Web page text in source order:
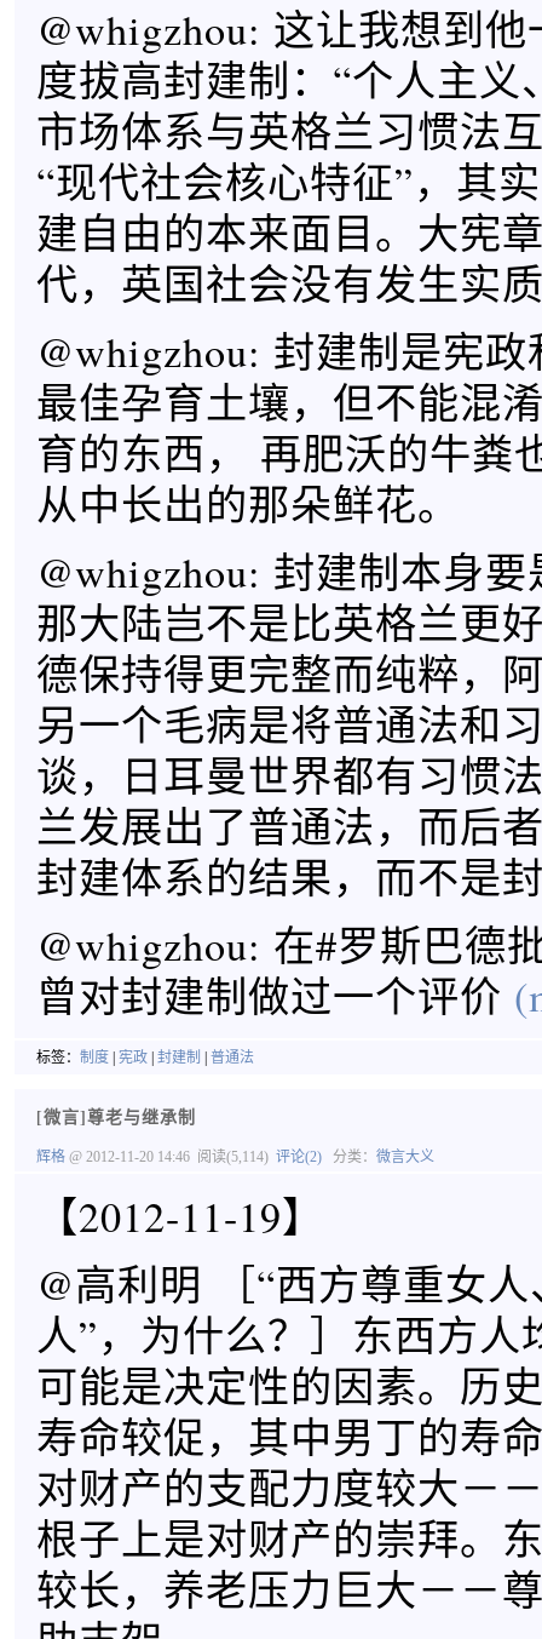
@whigzhou: 这让我想到
度拔高封建制：“个人主义
市场体系与英格兰习惯法
“现代社会核心特征”，其
建自由的本来面目。大宪
代，英国社会没有发生实
@whigzhou: 封建制是宪
最佳孕育土壤，但不能混
育的东西， 再肥沃的牛粪
从中长出的那朵鲜花。
@whigzhou: 封建制本身
那大陆岂不是比英格兰更
德保持得更完整而纯粹，
另一个毛病是将普通法和
谈，日耳曼世界都有习惯
兰发展出了普通法，而后
封建体系的结果，而不是
@whigzhou: 在#罗斯巴德
曾对封建制做过一个评价
标签： 制度 宪政 封建制 普通法
[微言]尊老与继承制
辉格 @ 2012-11-20 14:46 阅读(5,114) 评论(2) 分类： 微言大义
【2012-11-19】
@高利明 ［“西方尊重女
人”，为什么？］东西方人
可能是决定性的因素。历
寿命较促，其中男丁的寿
对财产的支配力度较大－
根子上是对财产的崇拜。
较长，养老压力巨大－－